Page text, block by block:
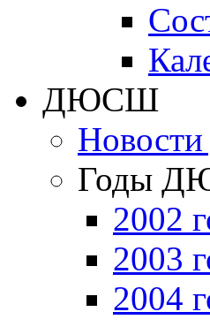
ДЮСШ
Годы
2002
2003
2004